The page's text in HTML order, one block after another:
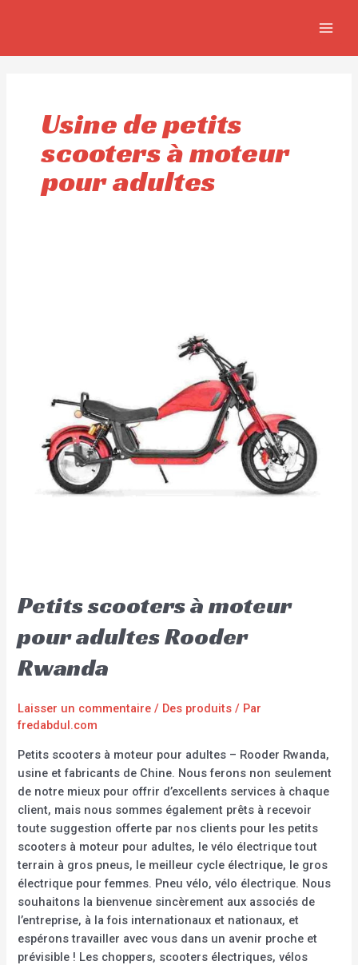
Usine de petits
scooters à moteur
pour adultes
Petits scooters à moteur
pour adultes Rooder
Rwanda
Laisser un commentaire / Des produits / Par
fredabdul.com
Petits scooters à moteur pour adultes – Rooder Rwanda,
usine et fabricants de Chine. Nous ferons non seulement
de notre mieux pour offrir d’excellents services à chaque
client, mais nous sommes également prêts à recevoir
toute suggestion offerte par nos clients pour les petits
scooters à moteur pour adultes, le vélo électrique tout
terrain à gros pneus, le meilleur cycle électrique, le gros
électrique pour femmes. Pneu vélo, vélo électrique. Nous
souhaitons la bienvenue sincèrement aux associés de
l’entreprise, à la fois internationaux et nationaux, et
espérons travailler avec vous dans un avenir proche et
prévisible ! Les choppers, scooters électriques, vélos